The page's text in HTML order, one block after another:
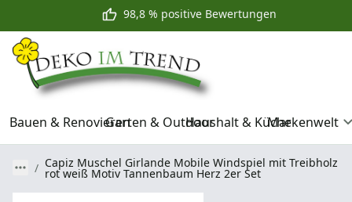
98,8 % positive Bewertungen
Bauen & RenovierenGarten & OutdoorHaushalt & KücheMarkenwelt
Capiz Muschel Girlande Mobile Windspiel mit Treibholz
rot weiß Motiv Tannenbaum Herz 2er Set